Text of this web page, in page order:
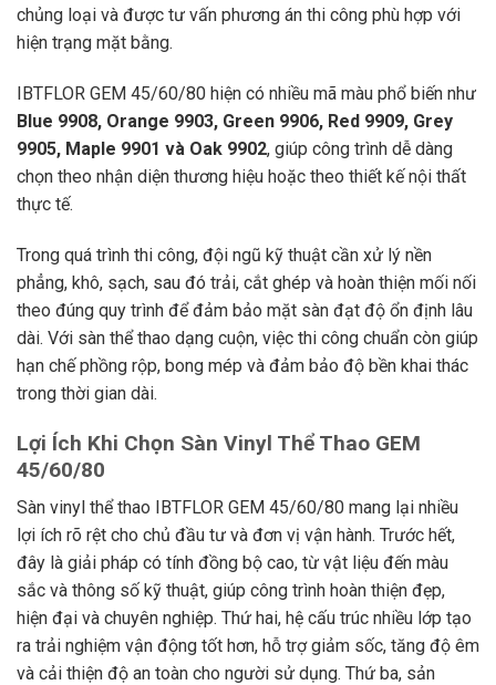
chủng loại và được tư vấn phương án thi công phù hợp với
hiện trạng mặt bằng.
IBTFLOR GEM 45/60/80 hiện có nhiều mã màu phổ biến như
Blue 9908, Orange 9903, Green 9906, Red 9909, Grey
9905, Maple 9901 và Oak 9902, giúp công trình dễ dàng
chọn theo nhận diện thương hiệu hoặc theo thiết kế nội thất
thực tế.
Trong quá trình thi công, đội ngũ kỹ thuật cần xử lý nền
phẳng, khô, sạch, sau đó trải, cắt ghép và hoàn thiện mối nối
theo đúng quy trình để đảm bảo mặt sàn đạt độ ổn định lâu
dài. Với sàn thể thao dạng cuộn, việc thi công chuẩn còn giúp
hạn chế phồng rộp, bong mép và đảm bảo độ bền khai thác
trong thời gian dài.
Lợi Ích Khi Chọn Sàn Vinyl Thể Thao GEM
45/60/80
Sàn vinyl thể thao IBTFLOR GEM 45/60/80 mang lại nhiều
lợi ích rõ rệt cho chủ đầu tư và đơn vị vận hành. Trước hết,
đây là giải pháp có tính đồng bộ cao, từ vật liệu đến màu
sắc và thông số kỹ thuật, giúp công trình hoàn thiện đẹp,
hiện đại và chuyên nghiệp. Thứ hai, hệ cấu trúc nhiều lớp tạo
ra trải nghiệm vận động tốt hơn, hỗ trợ giảm sốc, tăng độ êm
và cải thiện độ an toàn cho người sử dụng. Thứ ba, sản